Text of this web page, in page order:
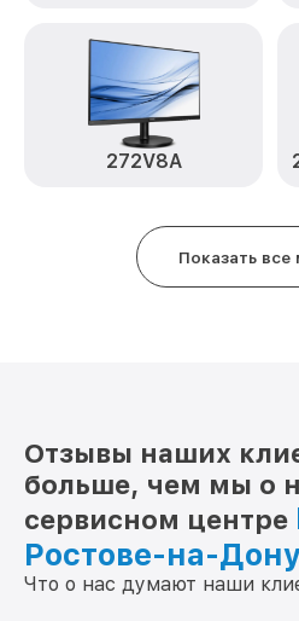
272V8A
Показать
Отзывы наших
больше, чем мы о
сервисном центре
Ростове-на-Дону
Что о нас думают наши